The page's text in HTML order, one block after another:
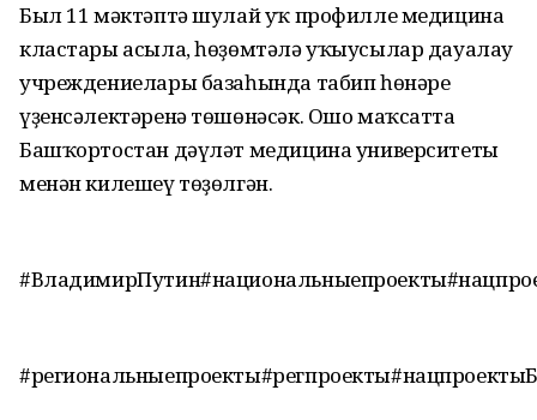
Был 11 мәктәптә шулай уҡ профилле медицина
кластары асыла, һөҙөмтәлә уҡыусылар дауалау
учреждениелары базаһында табип һөнәре
үҙенсәлектәренә төшөнәсәк. Ошо маҡсатта
Башҡортостан дәүләт медицина университеты
менән килешеү төҙөлгән.